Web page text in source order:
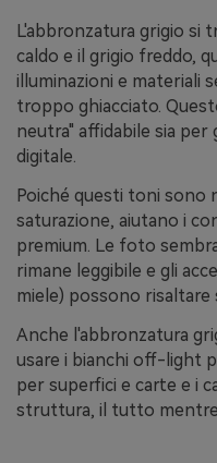
L'abbronzatura grigio si
caldo e il grigio freddo,
illuminazioni e materiali
troppo ghiacciato.
neutra" affidabile sia
digitale.
Poiché questi toni sono
saturazione, aiutano i
premium. Le foto
rimane leggibile e gli
miele) possono risaltare
Anche l'abbronzatura
usare i bianchi off-light
per superfici e carte e i
struttura, il tutto mentre